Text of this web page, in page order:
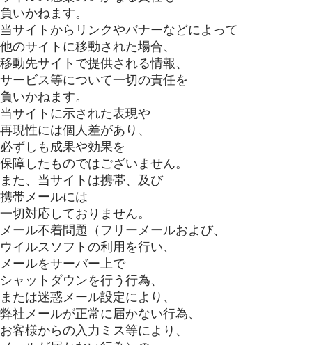
負いかねます。
当サイトからリンクやバナーなどによって
他のサイトに移動された場合、
移動先サイトで提供される情報、
サービス等について一切の責任を
負いかねます。
当サイトに示された表現や
再現性には個人差があり、
必ずしも成果や効果を
保障したものではございません。
また、当サイトは携帯、及び
携帯メールには
一切対応しておりません。
メール不着問題（フリーメールおよび、
ウイルスソフトの利用を行い、
メールをサーバー上で
シャットダウンを行う行為、
または迷惑メール設定により、
弊社メールが正常に届かない行為、
お客様からの入力ミス等により、